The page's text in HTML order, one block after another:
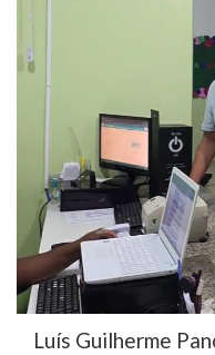
Luís Guilherme